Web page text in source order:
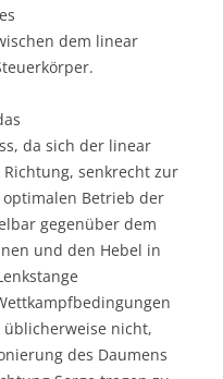
dem linear
da sich der linear
senkrecht zur
Betrieb der
gegenüber dem
und den Hebel in
nicht,
des Daumens